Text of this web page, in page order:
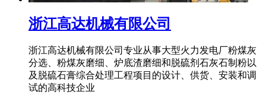
浙江高达机械有限公司
浙江高达机械有限公司专业从事大型火力发电厂粉煤灰
分选、粉煤灰磨细、炉底渣磨细和脱硫剂石灰石制粉以
及脱硫石膏综合处理工程项目的设计、供货、安装和调
试的高科技企业